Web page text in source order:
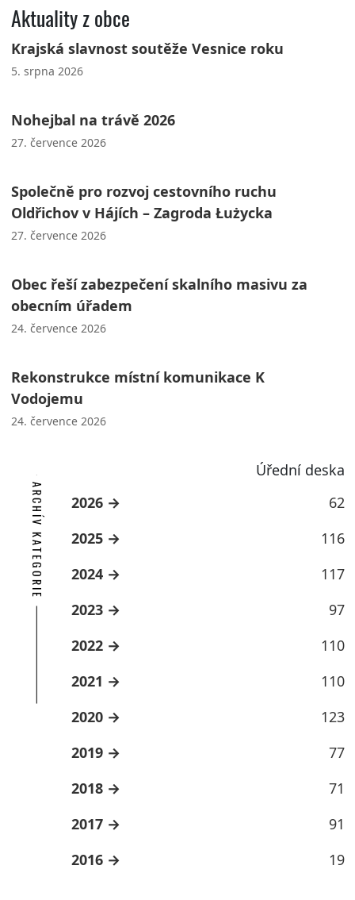
Aktuality z obce
Krajská slavnost soutěže Vesnice roku
5. srpna 2026
Nohejbal na trávě 2026
27. července 2026
Společně pro rozvoj cestovního ruchu
Oldřichov v Hájích – Zagroda Łużycka
27. července 2026
Obec řeší zabezpečení skalního masivu za
obecním úřadem
24. července 2026
Rekonstrukce místní komunikace K
Vodojemu
24. července 2026
Úřední deska
ARCHÍV KATEGORIE 2026
62
2025
116
2024
117
2023
97
2022
110
2021
110
2020
123
2019
77
2018
71
2017
91
2016
19